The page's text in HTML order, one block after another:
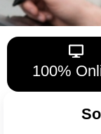
100%